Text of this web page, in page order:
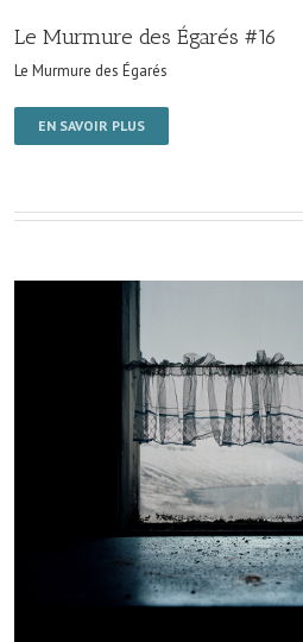
Le Murmure des Égarés #16
Le Murmure des Égarés
EN SAVOIR PLUS